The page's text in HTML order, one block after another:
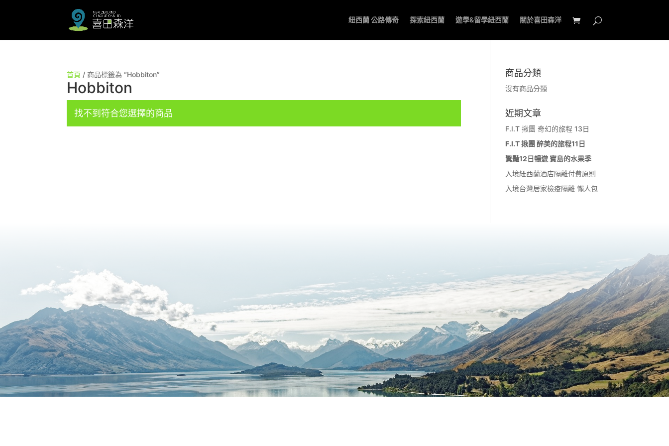
紐西蘭 公路傳奇 探索紐西蘭 遊學&留學紐西蘭 關於喜田森洋
首頁 / 商品標籤為 “Hobbiton”
Hobbiton
找不到符合您選擇的商品
商品分類
沒有商品分類
近期文章
F.I.T 揪團 奇幻的旅程 13日
F.I.T 揪團 醉美的旅程11日
驚豔12日暢遊 寶島的水果季
入境紐西蘭酒店隔離付費原則
入境台灣居家檢疫隔離 懶人包